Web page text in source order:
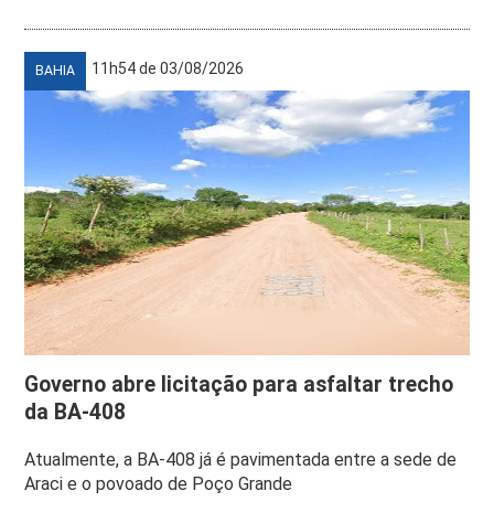
BAHIA 11h54 de 03/08/2026
Governo abre licitação para asfaltar trecho
da BA-408
Atualmente, a BA-408 já é pavimentada entre a sede de
Araci e o povoado de Poço Grande